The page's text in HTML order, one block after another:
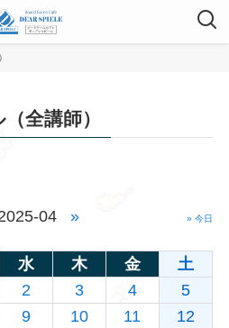
全講師）
04 » » 今日
水 木 金
土
2 3 4
5
9 10 11
12